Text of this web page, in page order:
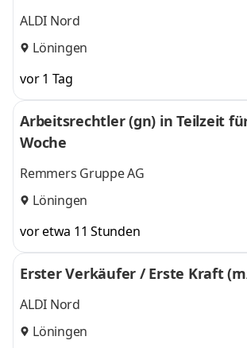
ALDI Nord
Löningen
vor 1 Tag
Arbeitsrechtler (gn) in Teilzeit
Woche
Remmers Gruppe AG
Löningen
vor etwa 11 Stunden
Erster Verkäufer / Erste Kraft
ALDI Nord
Löningen